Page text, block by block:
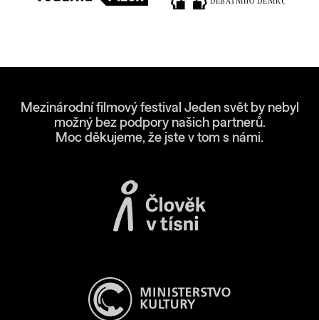
Mezinárodní filmový festival Jeden svět by nebyl
možný bez podpory našich partnerů.
Moc děkujeme, že jste v tom s námi.